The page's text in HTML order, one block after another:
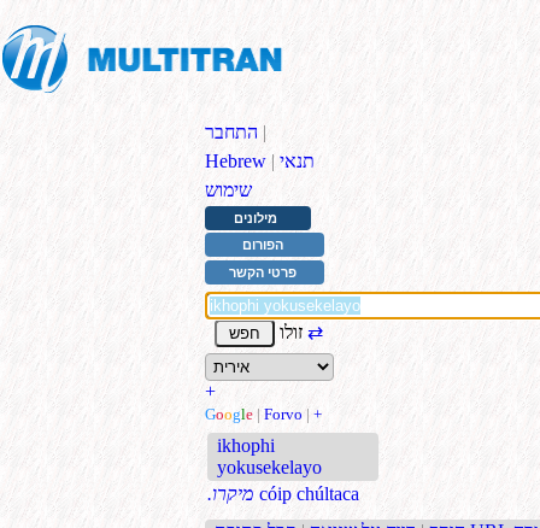
התחבר |
Hebrew | תנאי
שימוש
מילונים
הפורום
פרטי הקשר
⇄
+
Google | Forvo | +
ikhophi
yokusekelayo
.מיקרו cóip chúltaca